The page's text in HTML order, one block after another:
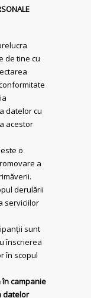
de tine cu
datelor cu
acestor
o
a
derulării
serviciilor
sunt
înscrierea
în scopul
campanie
datelor